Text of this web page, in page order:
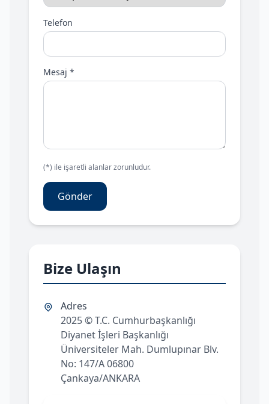
Telefon
Mesaj *
(*) ile işaretli alanlar zorunludur.
Gönder
Bize Ulaşın
Adres
2025 © T.C. Cumhurbaşkanlığı
Diyanet İşleri Başkanlığı
Üniversiteler Mah. Dumlupınar Blv.
No: 147/A 06800
Çankaya/ANKARA